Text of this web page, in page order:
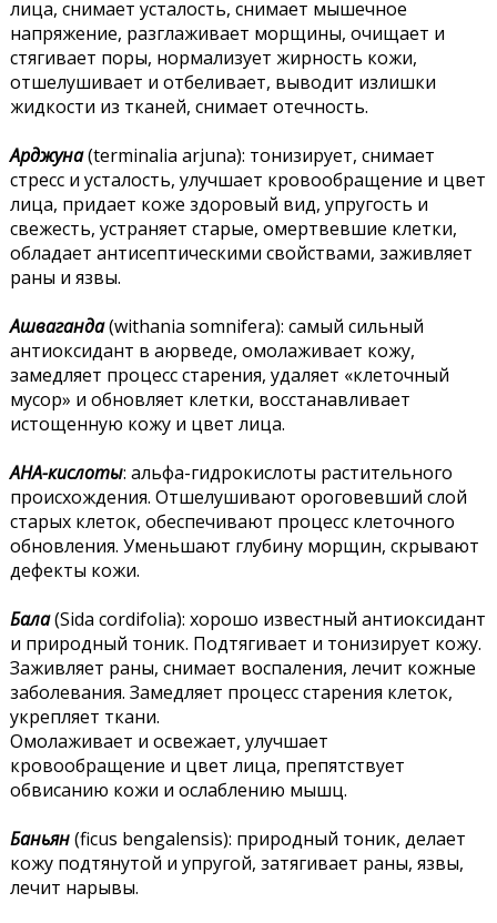
лица, снимает усталость, снимает мышечное
напряжение, разглаживает морщины, очищает и
стягивает поры, нормализует жирность кожи,
отшелушивает и отбеливает, выводит излишки
жидкости из тканей, снимает отечность.
Арджуна(terminalia arjuna): тонизирует, снимает
стресс и усталость, улучшает кровообращение и цвет
лица, придает коже здоровый вид, упругость и
свежесть, устраняет старые, омертвевшие клетки,
обладает антисептическими свойствами, заживляет
раны и язвы.
Ашваганда(withania somnifera): самый сильный
антиоксидант в аюрведе, омолаживает кожу,
замедляет процесс старения, удаляет «клеточный
мусор» и обновляет клетки, восстанавливает
истощенную кожу и цвет лица.
АНА-кислоты: альфа-гидрокислоты растительного
происхождения. Отшелушивают ороговевший слой
старых клеток, обеспечивают процесс клеточного
обновления. Уменьшают глубину морщин, скрывают
дефекты кожи.
Бала(Sida cordifolia): хорошо известный антиоксидант
и природный тоник. Подтягивает и тонизирует кожу.
Заживляет раны, снимает воспаления, лечит кожные
заболевания. Замедляет процесс старения клеток,
укрепляет ткани.
Омолаживает и освежает, улучшает
кровообращение и цвет лица, препятствует
обвисанию кожи и ослаблению мышц.
Баньян(ficus bengalensis): природный тоник, делает
кожу подтянутой и упругой, затягивает раны, язвы,
лечит нарывы.